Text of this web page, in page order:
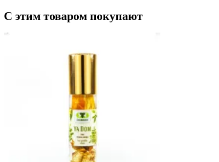
С этим товаром покупают